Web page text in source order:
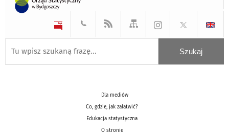
czarnymczarnymżółtym
Dla mediów
Co, gdzie, jak załatwić?
Edukacja statystyczna
O stronie